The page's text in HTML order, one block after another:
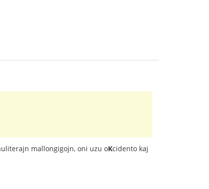
mallongigojn, oni uzu oKcidento kaj